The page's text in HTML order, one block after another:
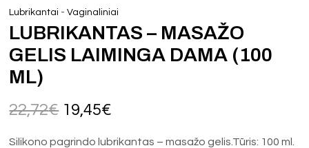
Lubrikantai -Vaginaliniai
LUBRIKANTAS – MASAŽO
GELIS LAIMINGA DAMA (100
ML)
22,72€ 19,45€
Silikono pagrindo lubrikantas – masažo gelis.Tūris: 100 ml.